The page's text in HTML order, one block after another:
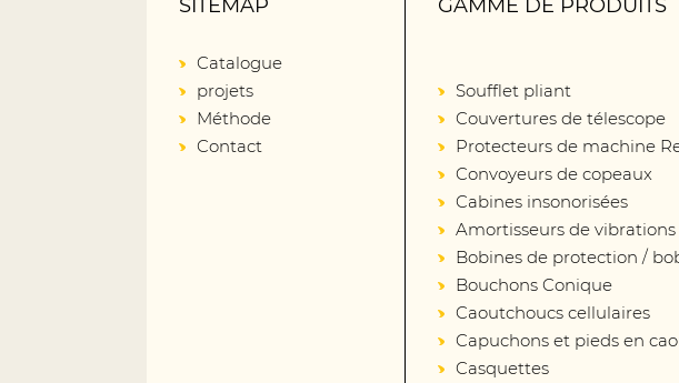
SITEMAP
Catalogue
projets
Méthode
Contact
GAMME DE PRODUITS
Soufflet pliant
Couvertures de télescope
Protecteurs de machine
Convoyeurs de copeaux
Cabines insonorisées
Amortisseurs de vibrations
Bobines de protection /
Bouchons Conique
Caoutchoucs cellulaires
Capuchons et pieds en
Casquettes